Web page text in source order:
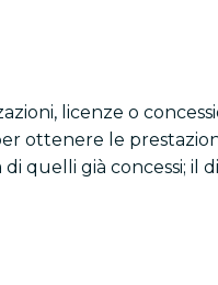
licenze o
ottenere le
quelli già concessi; il